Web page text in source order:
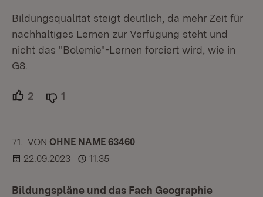
Bildungsqualität steigt deutlich, da mehr Zeit für
nachhaltiges Lernen zur Verfügung steht und
nicht das "Bolemie"-Lernen forciert wird, wie in
G8.
2 Unterstützer.
1
71. KOMMENTAR
VON :OHNE NAME 63460
22.09.2023
11:35
Bildungspläne und das Fach Geographie